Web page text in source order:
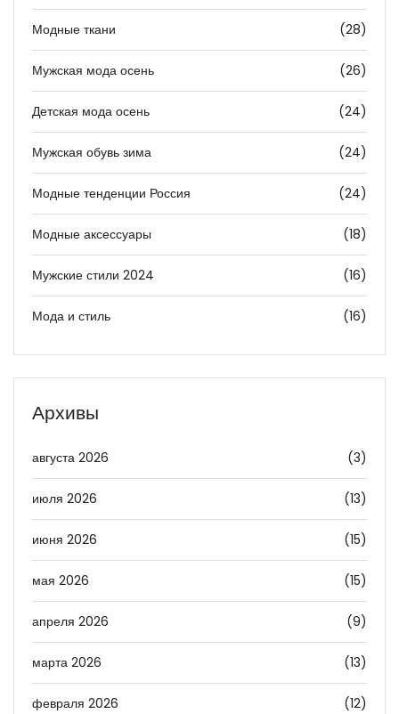
Модные ткани (28)
Мужская мода осень (26)
Детская мода осень (24)
Мужская обувь зима (24)
Модные тенденции Россия (24)
Модные аксессуары (18)
Мужские стили 2024 (16)
Мода и стиль (16)
Архивы
августа 2026 (3)
июля 2026 (13)
июня 2026 (15)
мая 2026 (15)
апреля 2026 (9)
марта 2026 (13)
февраля 2026 (12)